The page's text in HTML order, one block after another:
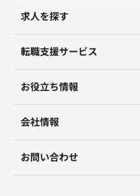
求人を探す
転職支援サービス
お役立ち情報
会社情報
お問い合わせ